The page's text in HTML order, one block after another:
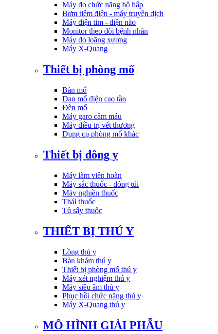
Máy đo chức năng hô hấp
Bơm tiêm điện - máy truyền dịch
Máy điện tim - điện não
Monitor theo dõi bệnh nhân
Máy đo loãng xương
Máy X-Quang
Thiết bị phòng mổ
Bàn mổ
Dao mổ điện cao tần
Đèn mổ
Máy garo cầm máu
Máy điều trị vết thương
Dụng cụ phòng mổ khác
Thiết bị đông y
Máy làm viên hoàn
Máy sắc thuốc - đóng túi
Máy nghiền thuốc
Thái thuốc
Tủ sấy thuốc
THIẾT BỊ THÚ Y
Lồng thú y
Bàn khám thú y
Thiết bị phòng mổ thú y
Máy xét nghiệm thú y
Máy siêu âm thú y
Phục hồi chức năng thú y
Máy X-Quang thú y
MÔ HÌNH GIẢI PHẪU